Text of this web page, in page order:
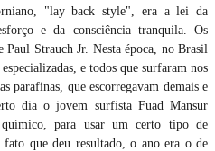
"lay back style", era a lei da
e da consciência tranquila. Os
Strauch Jr. Nesta época, no Brasil
e todos que surfaram nos
parafinas, que escorregavam demais e
dia o jovem surfista Fuad Mansur
para usar um certo tipo de
que deu resultado, o ano era o de